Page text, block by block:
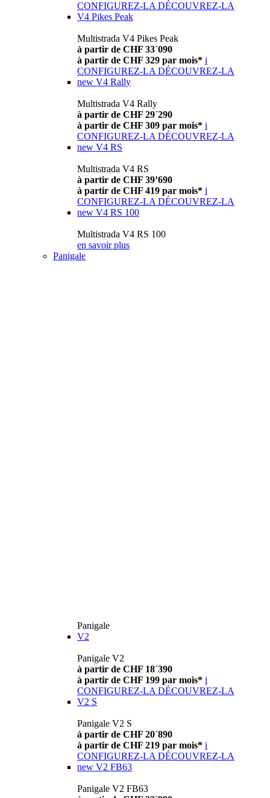
CONFIGUREZ-LA DÉCOUVREZ-LA
V4 Pikes Peak
Multistrada V4 Pikes Peak
à partir de CHF 33´090
à partir de CHF 329 par mois* i
CONFIGUREZ-LA DÉCOUVREZ-LA
new V4 Rally
Multistrada V4 Rally
à partir de CHF 29´290
à partir de CHF 309 par mois* i
CONFIGUREZ-LA DÉCOUVREZ-LA
new V4 RS
Multistrada V4 RS
à partir de CHF 39’690
à partir de CHF 419 par mois* i
CONFIGUREZ-LA DÉCOUVREZ-LA
new V4 RS 100
Multistrada V4 RS 100
en savoir plus
Panigale
Panigale
V2
Panigale V2
à partir de CHF 18´390
à partir de CHF 199 par mois* i
CONFIGUREZ-LA DÉCOUVREZ-LA
V2 S
Panigale V2 S
à partir de CHF 20´890
à partir de CHF 219 par mois* i
CONFIGUREZ-LA DÉCOUVREZ-LA
new V2 FB63
Panigale V2 FB63